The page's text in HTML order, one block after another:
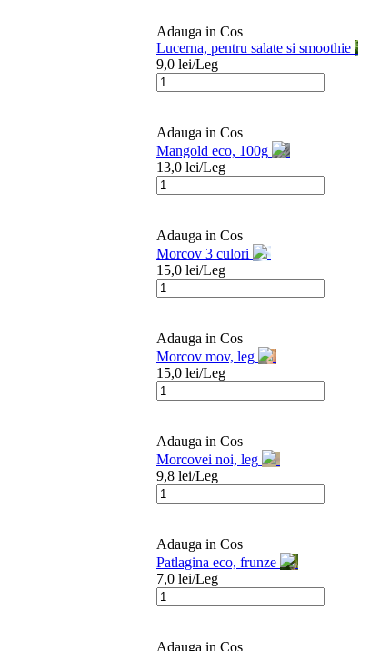
Adauga in Cos
Lucerna, pentru salate si smoothie
9,0 lei/Leg
Adauga in Cos
Mangold eco, 100g
13,0 lei/Leg
Adauga in Cos
Morcov 3 culori
15,0 lei/Leg
Adauga in Cos
Morcov mov, leg
15,0 lei/Leg
Adauga in Cos
Morcovei noi, leg
9,8 lei/Leg
Adauga in Cos
Patlagina eco, frunze
7,0 lei/Leg
Adauga in Cos